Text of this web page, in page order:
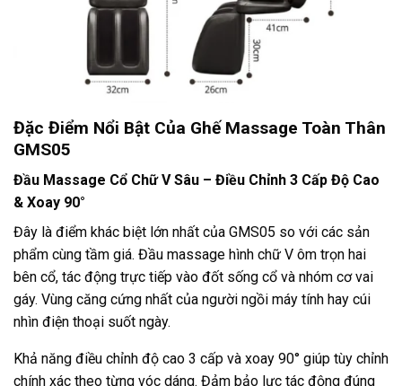
Đặc Điểm Nổi Bật Của Ghế Massage Toàn Thân
GMS05
Đầu Massage Cổ Chữ V Sâu – Điều Chỉnh 3 Cấp Độ Cao
& Xoay 90°
Đây là điểm khác biệt lớn nhất của GMS05 so với các sản
phẩm cùng tầm giá. Đầu massage hình chữ V ôm trọn hai
bên cổ, tác động trực tiếp vào đốt sống cổ và nhóm cơ vai
gáy. Vùng căng cứng nhất của người ngồi máy tính hay cúi
nhìn điện thoại suốt ngày.
Khả năng điều chỉnh độ cao 3 cấp và xoay 90° giúp tùy chỉnh
chính xác theo từng vóc dáng. Đảm bảo lực tác động đúng